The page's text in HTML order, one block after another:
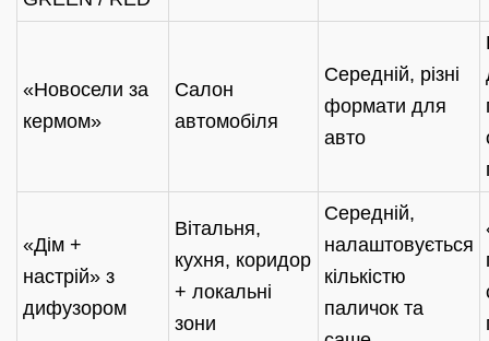
«Новосели за
кермом»
Салон
автомобіля
Середній, різні
формати для
авто
«Дім +
настрій» з
дифузором
Вітальня,
кухня, коридор
+ локальні
зони
Середній,
налаштовується
кількістю
паличок та